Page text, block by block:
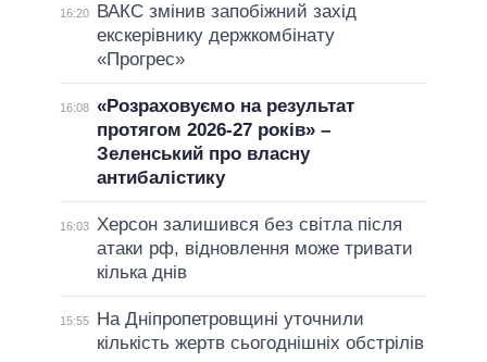
16:20
ВАКС змінив запобіжний захід
екскерівнику держкомбінату
«Прогрес»
16:08 «Розраховуємо на результат
протягом 2026-27 років» –
Зеленський про власну
антибалістику
16:03 Херсон залишився без світла після
атаки рф, відновлення може тривати
кілька днів
15:55
На Дніпропетровщині уточнили
кількість жертв сьогоднішніх обстрілів